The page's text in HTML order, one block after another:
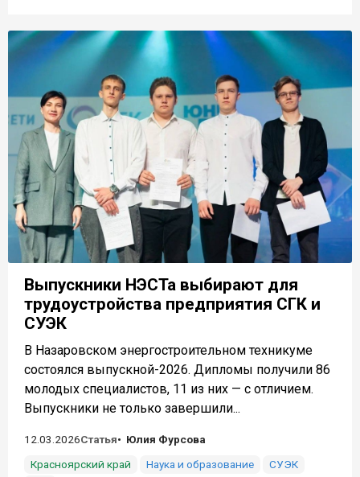
Выпускники НЭСТа выбирают для
трудоустройства предприятия СГК и
СУЭК
В Назаровском энергостроительном техникуме
состоялся выпускной-2026. Дипломы получили 86
молодых специалистов, 11 из них — с отличием.
Выпускники не только завершили...
12.03.2026Статья
Юлия Фурсова
Красноярский край
Наука и образование
СУЭК